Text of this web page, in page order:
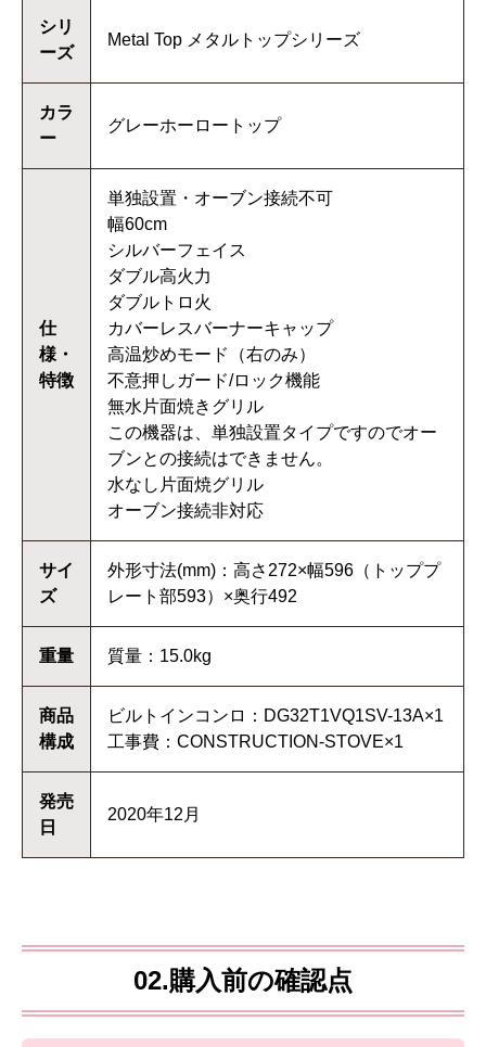
シリ
ーズ
Metal Top メタルトップシリーズ
カラ
ー
グレーホーロートップ
仕
様・
特徴
単独設置・オーブン接続不可
幅60cm
シルバーフェイス
ダブル高火力
ダブルトロ火
カバーレスバーナーキャップ
高温炒めモード（右のみ）
不意押しガード/ロック機能
無水片面焼きグリル
この機器は、単独設置タイプですのでオー
ブンとの接続はできません。
水なし片面焼グリル
オーブン接続非対応
サイ
ズ
外形寸法(mm)：高さ272×幅596（トッププ
レート部593）×奥行492
重量 質量：15.0kg
商品
構成
ビルトインコンロ：DG32T1VQ1SV-13A×1
工事費：CONSTRUCTION-STOVE×1
発売
日
2020年12月
02.購入前の確認点